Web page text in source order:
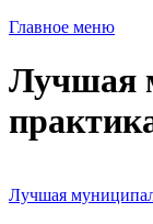
Главное меню
Лучшая
Лучшая